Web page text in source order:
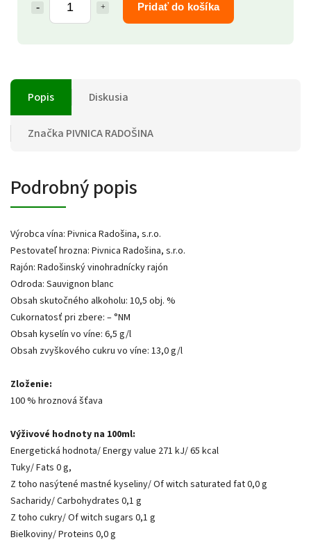
Pridať do košíka
Popis Diskusia
Značka PIVNICA RADOŠINA
Podrobný popis
Výrobca vína: Pivnica Radošina, s.r.o.
Pestovateľ hrozna: Pivnica Radošina, s.r.o.
Rajón: Radošinský vinohradnícky rajón
Odroda: Sauvignon blanc
Obsah skutočného alkoholu: 10,5 obj. %
Cukornatosť pri zbere: – °NM
Obsah kyselín vo víne: 6,5 g/l
Obsah zvyškového cukru vo víne: 13,0 g/l
Zloženie:
100 % hroznová šťava
Výživové hodnoty na 100ml:
Energetická hodnota/ Energy value 271 kJ/ 65 kcal
Tuky/ Fats 0 g,
Z toho nasýtené mastné kyseliny/ Of witch saturated fat 0,0 g
Sacharidy/ Carbohydrates 0,1 g
Z toho cukry/ Of witch sugars 0,1 g
Bielkoviny/ Proteins 0,0 g